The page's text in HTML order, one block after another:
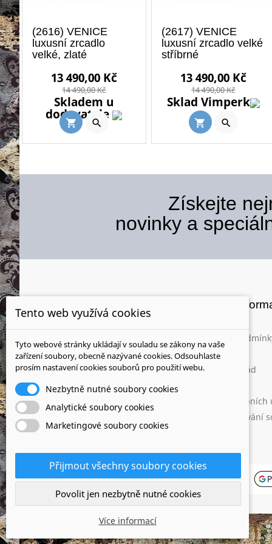
(2616) VENICE
luxusní zrcadlo
velké, zlaté
Běžná
cena
Cena
13 490,00 KčBěžná
14 490,00 Kč
Skladem u
dodavatele
shopping_cart 
(2617) VENICE
luxusní zrcadlo velké
stříbrné
Běžná
cena
Cena
13 490,00 KčBěžná
14 490,00 Kč
Sklad Vimperk
shopping_cart 
Získejte
novinky a
Pro architekty a designéry
Od našich zákazníků
Jak nakupovat?
Výhody nákupu u nás
Často kladené dotazy
Kariéra
Odstoupení od smlouvy
důležité
Obchodní
O nás
Reklamační řád
Ochrana osobních
Zásady používání
Tento web využívá cookies
Tyto webové stránky ukládají v souladu se zákony na vaše
zařízení soubory, obecně nazývané cookies. Odsouhlaste
prosím nastavení cookies souborů pro použití webu.
Nezbytně nutné soubory cookies
Analytické soubory cookies
Marketingové soubory cookies
Přijmout všechny soubory cookies
Povolit jen nezbytně nutné cookies
Více informací